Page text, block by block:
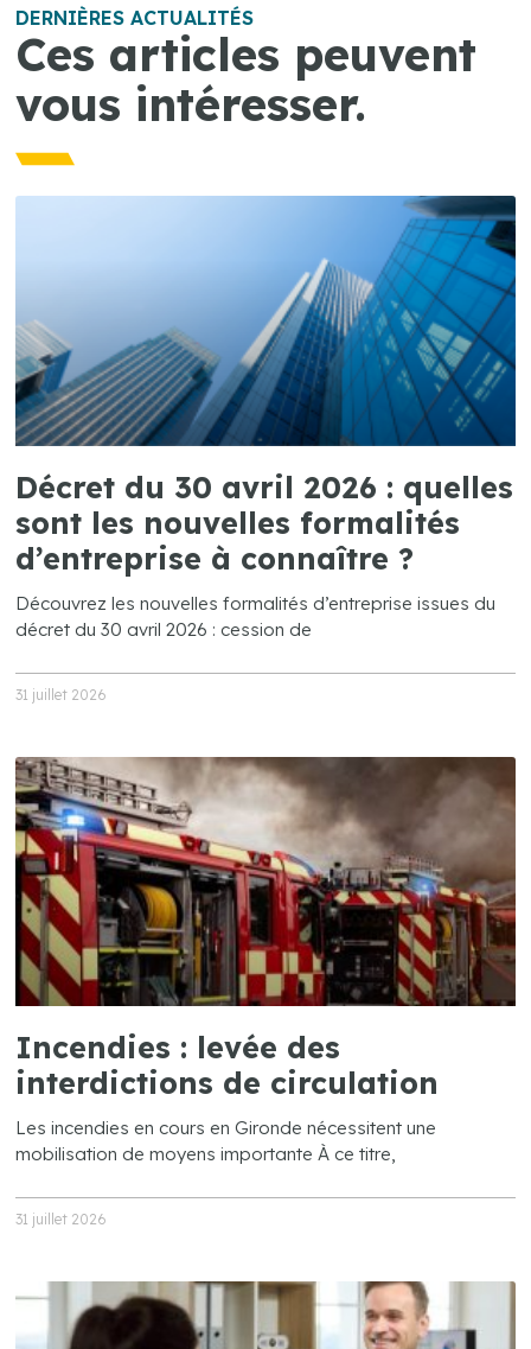
DERNIÈRES ACTUALITÉS
Ces articles peuvent
vous intéresser.
Décret du 30 avril 2026 : quelles
sont les nouvelles formalités
d’entreprise à connaître ?
Découvrez les nouvelles formalités d’entreprise issues du
décret du 30 avril 2026 : cession de
31 juillet 2026
Incendies : levée des
interdictions de circulation
Les incendies en cours en Gironde nécessitent une
mobilisation de moyens importante À ce titre,
31 juillet 2026